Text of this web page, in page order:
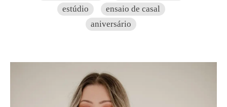
estúdio
ensaio de casal
aniversário